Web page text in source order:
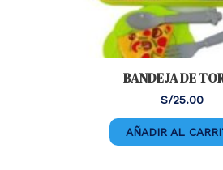
BANDEJA DE
S/25.00
AÑADIR AL